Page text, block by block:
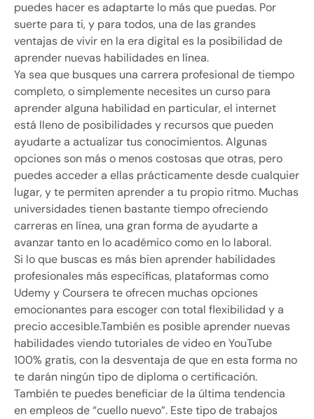
puedes hacer es adaptarte lo más que puedas. Por
suerte para ti, y para todos, una de las grandes
ventajas de vivir en la era digital es la posibilidad de
aprender nuevas habilidades en línea.
Ya sea que busques una carrera profesional de tiempo
completo, o simplemente necesites un curso para
aprender alguna habilidad en particular, el internet
está lleno de posibilidades y recursos que pueden
ayudarte a actualizar tus conocimientos. Algunas
opciones son más o menos costosas que otras, pero
puedes acceder a ellas prácticamente desde cualquier
lugar, y te permiten aprender a tu propio ritmo. Muchas
universidades tienen bastante tiempo ofreciendo
carreras en línea, una gran forma de ayudarte a
avanzar tanto en lo académico como en lo laboral.
Si lo que buscas es más bien aprender habilidades
profesionales más específicas, plataformas como
Udemy y Coursera te ofrecen muchas opciones
emocionantes para escoger con total flexibilidad y a
precio accesible.También es posible aprender nuevas
habilidades viendo tutoriales de video en YouTube
100% gratis, con la desventaja de que en esta forma no
te darán ningún tipo de diploma o certificación.
También te puedes beneficiar de la última tendencia
en empleos de “cuello nuevo”. Este tipo de trabajos